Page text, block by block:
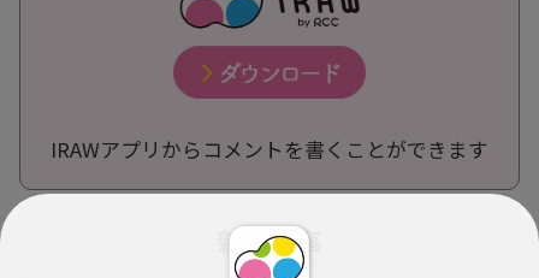
IRAWアプリからコメントを書くことができます
新着記事